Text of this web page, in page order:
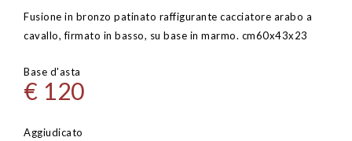
Fusione in bronzo patinato raffigurante cacciatore arabo a
cavallo, firmato in basso, su base in marmo. cm60x43x23
Base d'asta
€ 120
Aggiudicato